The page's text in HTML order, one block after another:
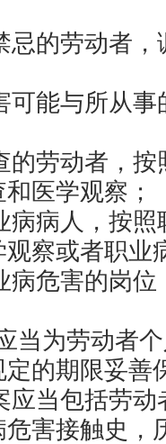
忌的劳动者
可能与所从
的劳动者，
医学观察；
病病人，按
察或者职业
病危害的岗
当为劳动者
的期限妥善
应当包括劳
害接触史，